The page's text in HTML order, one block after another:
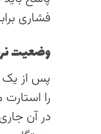
فشاری
وضعیت
پس از یک